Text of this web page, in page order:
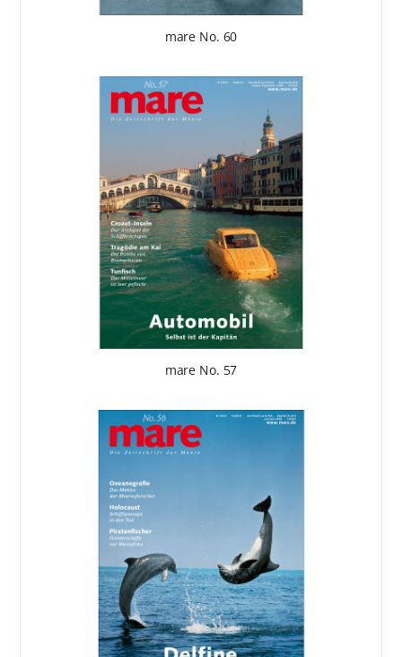
mare No. 60
mare No. 57